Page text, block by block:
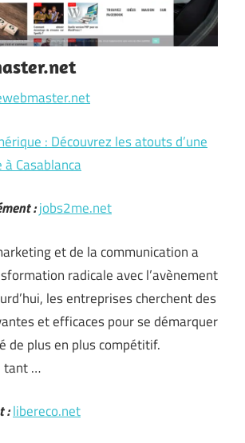
: Découvrez les atouts d’une
Casablanca
:jobs2me.net
et de la communication a
radicale avec l’avènement
les entreprises cherchent des
et efficaces pour se démarquer
de plus en plus compétitif.
tant …
:libereco.net